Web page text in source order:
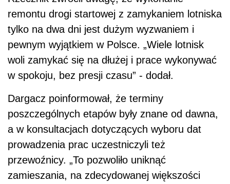
remontu drogi startowej z zamykaniem lotniska
tylko na dwa dni jest dużym wyzwaniem i
pewnym wyjątkiem w Polsce. „Wiele lotnisk
woli zamykać się na dłużej i prace wykonywać
w spokoju, bez presji czasu” - dodał.
Dargacz poinformował, że terminy
poszczególnych etapów były znane od dawna,
a w konsultacjach dotyczących wyboru dat
prowadzenia prac uczestniczyli też
przewoźnicy. „To pozwoliło uniknąć
zamieszania, na zdecydowanej większości